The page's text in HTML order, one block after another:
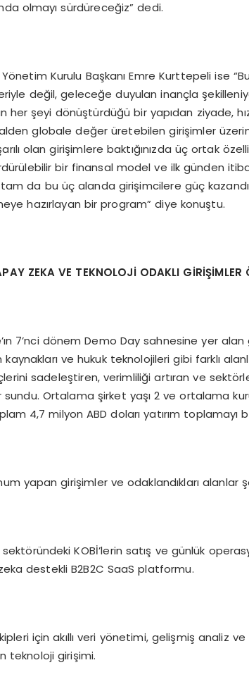
olmayı sürdüreceğiz” dedi.
Kurulu Başkanı Emre Kurttepeli ise
değil, geleceğe duyulan inançla
her şeyi dönüştürdüğü bir yapıdan ziyade,
globale değer üretebilen girişimler
olan girişimlere baktığınızda üç ortak
bir finansal model ve ilk günden
tam da bu üç alanda girişimcilere güç
hazırlayan bir program” diye konuştu.
ZEKA VE TEKNOLOJİ ODAKLI GİRİŞİMLER
7’nci dönem Demo Day sahnesine yer
ve hukuk teknolojileri gibi farklı
sadeleştiren, verimliliği artıran ve
sundu. Ortalama şirket yaşı 2 ve ortalama
4,7 milyon ABD doları yatırım toplamayı
yapan girişimler ve odaklandıkları alanlar
KOBİ’lerin satış ve günlük
destekli B2B2C SaaS platformu.
için akıllı veri yönetimi, gelişmiş analiz
teknoloji girişimi.